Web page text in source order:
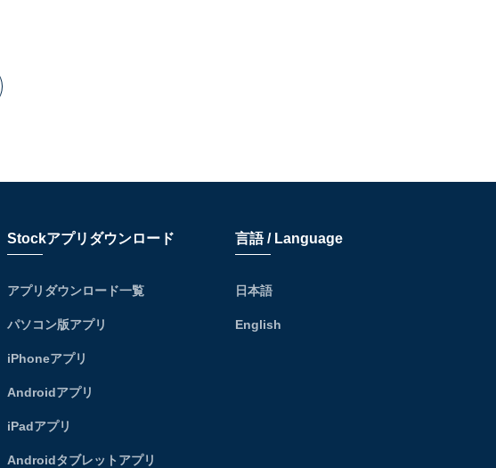
Stockアプリダウンロード
アプリダウンロード一覧
パソコン版アプリ
iPhoneアプリ
Androidアプリ
iPadアプリ
Androidタブレットアプリ
言語 / Language
日本語
English